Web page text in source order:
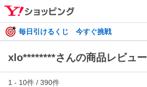
毎日引けるくじ 今すぐ挑戦
xlo********さんの商品レビュー
1 - 10件 / 390件